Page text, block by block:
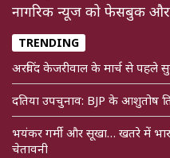
नागरिक न्यूज को फेसबुक और
TRENDING
अरविंद केजरीवाल के मार्च से पहले
दतिया उपचुनाव: BJP के आशुतोष
भयंकर गर्मी और सूखा… खतरे में
चेतावनी